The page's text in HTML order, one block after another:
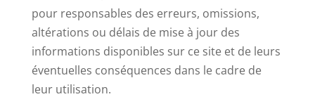
pour responsables des erreurs, omissions,
altérations ou délais de mise à jour des
informations disponibles sur ce site et de leurs
éventuelles conséquences dans le cadre de
leur utilisation.